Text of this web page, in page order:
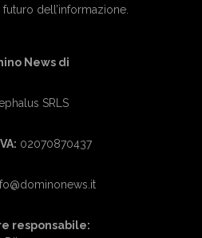
dell’informazione.
News di
SRLS
02070870437
responsabile: